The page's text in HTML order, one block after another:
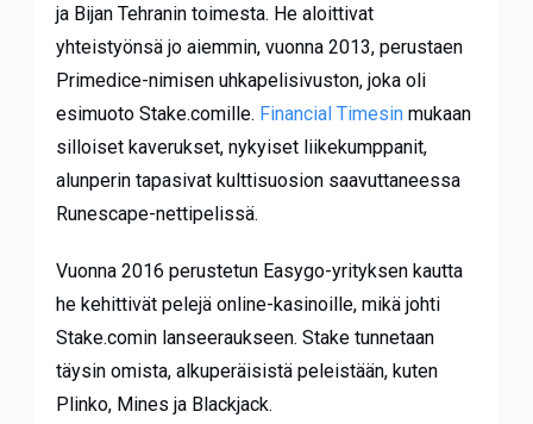
ja Bijan Tehranin toimesta. He aloittivat
yhteistyönsä jo aiemmin, vuonna 2013, perustaen
Primedice-nimisen uhkapelisivuston, joka oli
esimuoto Stake.comille. Financial Timesinmukaan
silloiset kaverukset, nykyiset liikekumppanit,
alunperin tapasivat kulttisuosion saavuttaneessa
Runescape-nettipelissä.
Vuonna 2016 perustetun Easygo-yrityksen kautta
he kehittivät pelejä online-kasinoille, mikä johti
Stake.comin lanseeraukseen. Stake tunnetaan
täysin omista, alkuperäisistä peleistään, kuten
Plinko, Mines ja Blackjack.